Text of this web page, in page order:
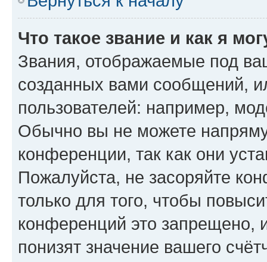
Что такое звание и как я
Звания, отображаемые под
созданных вами сообщений,
пользователей: например,
Обычно вы не можете
конференции, так как они
Пожалуйста, не засоряйте
только для того, чтобы
конференций это запрещено,
понизят значение вашего